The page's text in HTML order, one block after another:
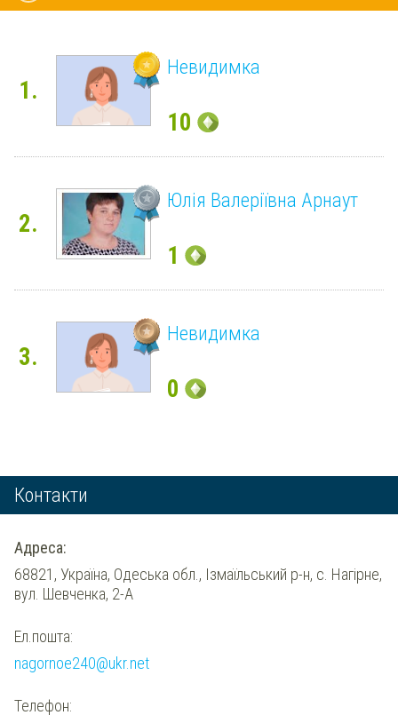
1.
Невидимка
10
2.
Юлія Валеріївна Арнаут
1
3.
Невидимка
0
Контакти
Адреса:
68821, Україна, Одеська обл., Ізмаїльський р-н, с. Нагірне,
вул. Шевченка, 2-А
Ел.пошта:
nagornoe240@ukr.net
Телефон: